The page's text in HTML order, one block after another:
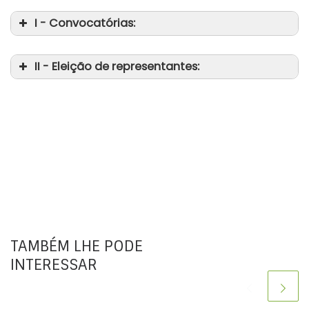
I - Convocatórias:
II - Eleição de representantes:
TAMBÉM LHE PODE
INTERESSAR